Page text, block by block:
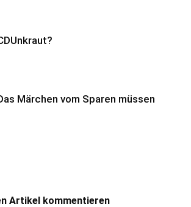
Märchen vom Sparen müssen
Artikel kommentieren